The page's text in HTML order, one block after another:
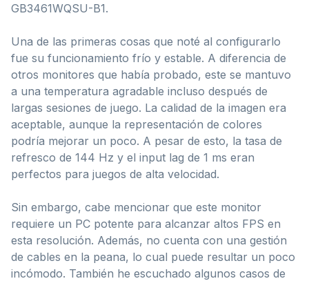
GB3461WQSU-B1.
Una de las primeras cosas que noté al configurarlo
fue su funcionamiento frío y estable. A diferencia de
otros monitores que había probado, este se mantuvo
a una temperatura agradable incluso después de
largas sesiones de juego. La calidad de la imagen era
aceptable, aunque la representación de colores
podría mejorar un poco. A pesar de esto, la tasa de
refresco de 144 Hz y el input lag de 1 ms eran
perfectos para juegos de alta velocidad.
Sin embargo, cabe mencionar que este monitor
requiere un PC potente para alcanzar altos FPS en
esta resolución. Además, no cuenta con una gestión
de cables en la peana, lo cual puede resultar un poco
incómodo. También he escuchado algunos casos de